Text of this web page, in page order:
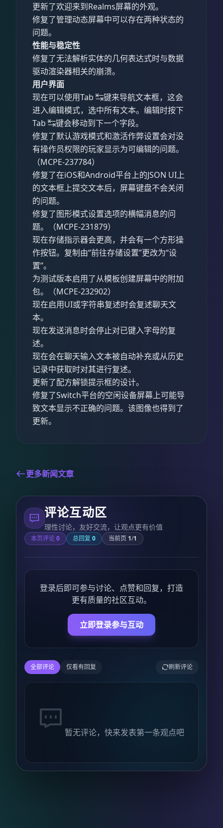
更新了欢迎来到Realms屏幕的外观。
修复了管理动态屏幕中可以存在两种状态的
问题。
性能与稳定性
修复了无法解析实体的几何表达式时与数据
驱动渲染器相关的崩溃。
用户界面
现在可以使用Tab ↹键来导航文本框，这会
进入编辑模式，选中所有文本。编辑时按下
Tab ↹键会移动到下一个字段。
修复了默认游戏模式和激活作弊设置会对没
有操作员权限的玩家显示为可编辑的问题。
（MCPE-237784）
修复了在iOS和Android平台上的JSON UI上
的文本框上提交文本后，屏幕键盘不会关闭
的问题。
修复了图形模式设置选项的横幅消息的问
题。（MCPE-231879）
现在存储指示器会更高，并会有一个方形操
作按钮。复制由“前往存储设置”更改为“设
置”。
为测试版本启用了从模板创建屏幕中的附加
包。（MCPE-232902）
现在启用UI或字符串复述时会复述聊天文
本。
现在发送消息时会停止对已键入字母的复
述。
现在会在聊天输入文本被自动补充或从历史
记录中获取时对其进行复述。
更新了配方解锁提示框的设计。
修复了Switch平台的空闲设备屏幕上可能导
致文本显示不正确的问题。该图像也得到了
更新。
更多新闻文章
评论互动区
理性讨论，友好交流，让观点更有价值
本页评论0 总回复 0 当前页 1/1
登录后即可参与讨论、点赞和回复，打造
更有质量的社区互动。
立即登录参与互动
全部评论 仅看有回复 刷新评论
暂无评论，快来发表第一条观点吧